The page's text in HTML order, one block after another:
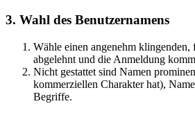
3. Wahl des Benutzernamens
Wähle einen angenehm klingenden,
abgelehnt und die Anmeldung
Nicht gestattet sind Namen
kommerziellen Charakter hat),
Begriffe.